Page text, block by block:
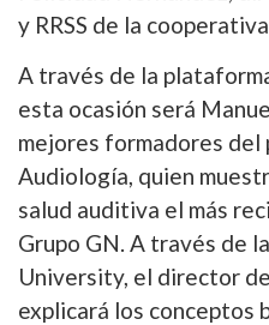
y RRSS de la
A través de la
esta ocasión será
mejores formadores del
Audiología, quien
salud auditiva el más
Grupo GN. A través de
University, el director
explicará los conceptos